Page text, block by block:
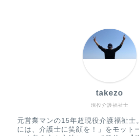
現役介護福祉士
takezo
元営業マンの15年超現役介護福祉士
には、介護士に笑顔を！」をモット